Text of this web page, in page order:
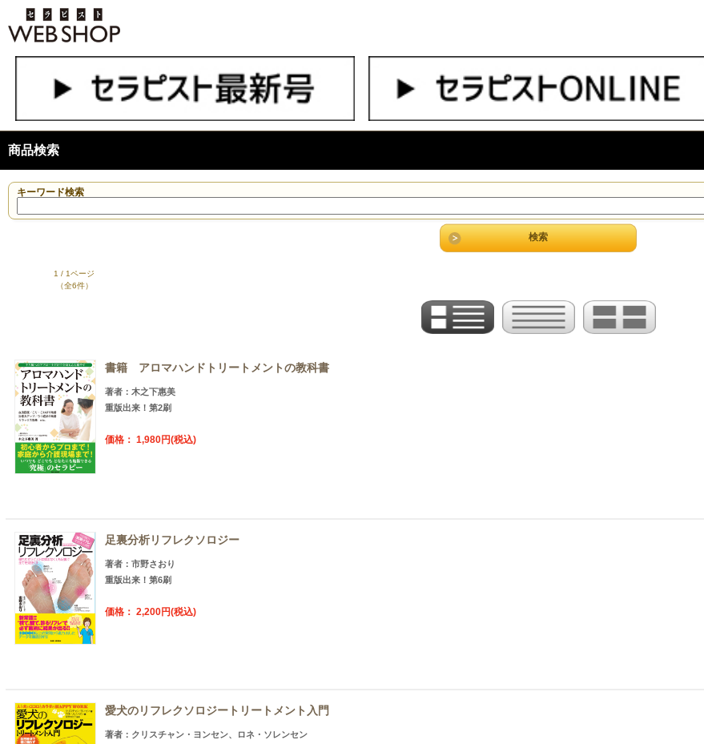
商品検索
キーワード検索
1 / 1ページ
（全6件）
書籍 アロマハンドトリートメントの教科書
著者：木之下惠美
重版出来！第2刷
価格： 1,980円(税込)
足裏分析リフレクソロジー
著者：市野さおり
重版出来！第6刷
価格： 2,200円(税込)
愛犬のリフレクソロジートリートメント入門
著者：クリスチャン・ヨンセン、ロネ・ソレンセン